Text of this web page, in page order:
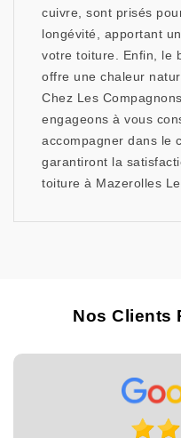
cuivre, sont prisés
longévité, apportant
votre toiture. Enfin, le
offre une chaleur
Chez Les
engageons à vous
accompagner dans le
garantiront la
toiture à Mazerolles
Nos Clients